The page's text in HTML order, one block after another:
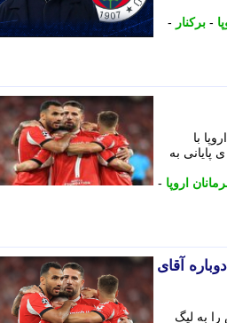
- برکنار -
با
تکلیف 7 تیم صعودکننده ی پایانی به
اروپا -
آقای
به لیگ